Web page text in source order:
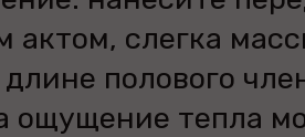
актом, слегка
полового
ощущение тепла